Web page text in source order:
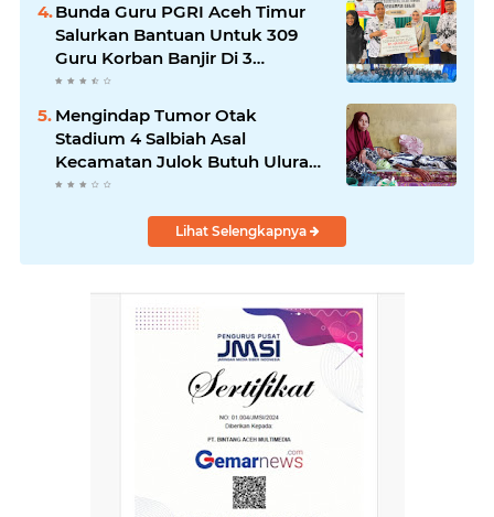
Bunda Guru PGRI Aceh Timur
Salurkan Bantuan Untuk 309
Guru Korban Banjir Di 3
Kecamatan
Mengindap Tumor Otak
Stadium 4 Salbiah Asal
Kecamatan Julok Butuh Uluran
Tangan Dermawan
Lihat Selengkapnya